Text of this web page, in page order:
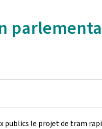
publics le projet de tram